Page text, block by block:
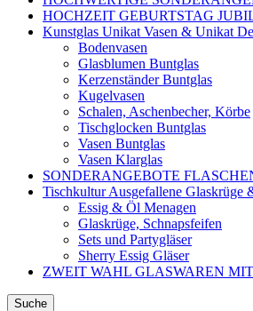
HOCHZEIT GEBURTSTAG
Kunstglas Unikat Vasen & Unikat
Bodenvasen
Glasblumen Buntglas
Kerzenständer Buntglas
Kugelvasen
Schalen, Aschenbecher, Körbe
Tischglocken Buntglas
Vasen Buntglas
Vasen Klarglas
SONDERANGEBOTE
Tischkultur Ausgefallene Glaskrüge
Essig & Öl Menagen
Glaskrüge, Schnapsfeifen
Sets und Partygläser
Sherry Essig Gläser
ZWEIT WAHL GLASWAREN
Suche